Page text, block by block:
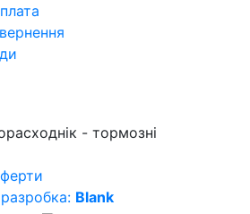
- тормозні
Blank